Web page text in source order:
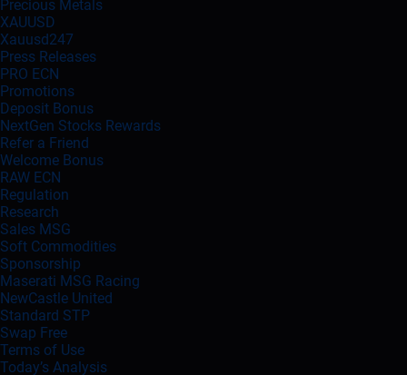
Precious Metals
XAUUSD
Xauusd247
Press Releases
PRO ECN
Promotions
Deposit Bonus
NextGen Stocks Rewards
Refer a Friend
Welcome Bonus
RAW ECN
Regulation
Research
Sales MSG
Soft Commodities
Sponsorship
Maserati MSG Racing
NewCastle United
Standard STP
Swap Free
Terms of Use
Today’s Analysis